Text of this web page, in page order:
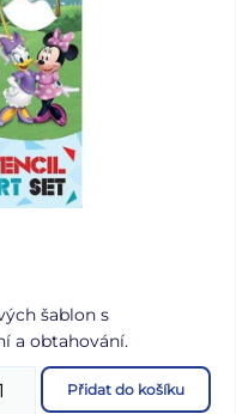
šablon s
a obtahování.
Přidat do košíku